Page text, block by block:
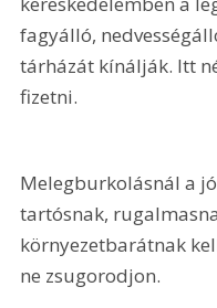
fagyálló,
tárházát kínálják. Itt
fizetni.
Melegburkolásnál a
tartósnak,
környezetbarátnak
ne zsugorodjon.